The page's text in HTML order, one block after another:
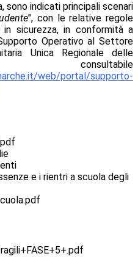
sono indicati principali scenari
", con le relative regole
sicurezza, in conformità a
Operativo al Settore
Unica Regionale delle
web/portal/supporto-
e i rientri a scuola degli